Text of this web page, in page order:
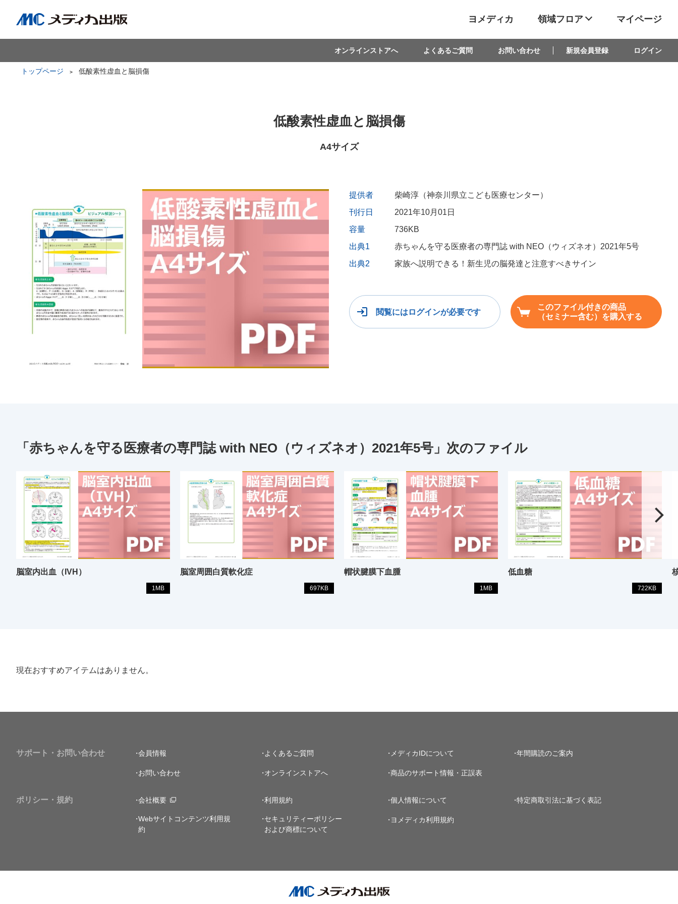
ヨメディカ 領域フロア マイページ
オンラインストアへ よくあるご質問 お問い合わせ 新規会員登録 ログイン
トップページ 低酸素性虚血と脳損傷
低酸素性虚血と脳損傷
A4サイズ
提供者
柴崎淳（神奈川県立こども医療センター）
刊行日
2021年10月01日
容量
736KB
出典1
赤ちゃんを守る医療者の専門誌 with NEO（ウィズネオ）2021年5号
出典2
家族へ説明できる！新生児の脳発達と注意すべきサイン
閲覧にはログインが必要です
このファイル付きの商品
（セミナー含む）を購入する
「赤ちゃんを守る医療者の専門誌 with NEO（ウィズネオ）2021年5号」次のファイル
脳室内出血（IVH）
1MB
脳室周囲白質軟化症
697KB
帽状腱膜下血腫
1MB
低血糖
722KB
現在おすすめアイテムはありません。
サポート・お問い合わせ 会員情報 よくあるご質問 メディカIDについて 年間購読のご案内
お問い合わせ オンラインストアへ 商品のサポート情報・正誤表
ポリシー・規約 会社概要 利用規約 個人情報について 特定商取引法に基づく表記
Webサイトコンテンツ利用規
約
セキュリティーポリシー
および商標について
ヨメディカ利用規約